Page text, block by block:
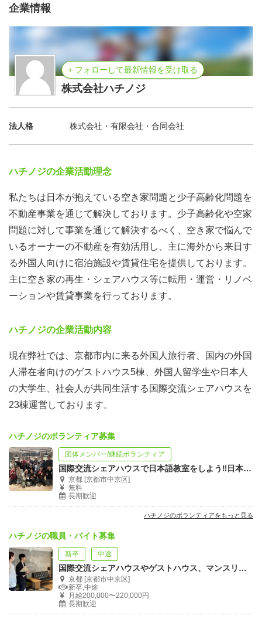
企業情報
+ フォローして最新情報を受け取る
株式会社ハチノジ
法人格 株式会社・有限会社・合同会社
ハチノジの企業活動理念
私たちは日本が抱えている空き家問題と少子高齢化問題を
不動産事業を通じて解決しております。少子高齢化や空家
問題に対して事業を通じて解決するべく、空き家で悩んで
いるオーナーの不動産を有効活用し、主に海外から来日す
る外国人向けに宿泊施設や賃貸住宅を提供しております。
主に空き家の再生・シェアハウス等に転用・運営・リノベ
ーションや賃貸事業を行っております。
ハチノジの企業活動内容
現在弊社では、京都市内に来る外国人旅行者、国内の外国
人滞在者向けのゲストハウス5棟、外国人留学生や日本人
の大学生、社会人が共同生活する国際交流シェアハウスを
23棟運営しております。
ハチノジのボランティア募集
団体メンバー/継続ボランティア
国際交流シェアハウスで日本語教室をしよう‼︎日本語教師募集‼︎
京都 [京都市中京区]
無料
長期歓迎
ハチノジのボランティアをもっと見る
ハチノジの職員・バイト募集
新卒 中途
国際交流シェアハウスやゲストハウス、マンスリーアパートのオペレーション業務
京都 [京都市中京区]
新卒,中途
月給200,000〜220,000円
長期歓迎